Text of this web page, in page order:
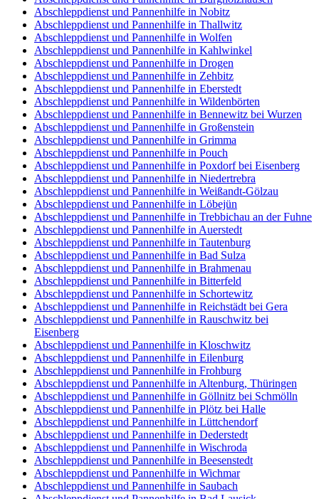
Abschleppdienst und Pannenhilfe in Nobitz
Abschleppdienst und Pannenhilfe in Thallwitz
Abschleppdienst und Pannenhilfe in Wolfen
Abschleppdienst und Pannenhilfe in Kahlwinkel
Abschleppdienst und Pannenhilfe in Drogen
Abschleppdienst und Pannenhilfe in Zehbitz
Abschleppdienst und Pannenhilfe in Eberstedt
Abschleppdienst und Pannenhilfe in Wildenbörten
Abschleppdienst und Pannenhilfe in Bennewitz bei Wurzen
Abschleppdienst und Pannenhilfe in Großenstein
Abschleppdienst und Pannenhilfe in Grimma
Abschleppdienst und Pannenhilfe in Pouch
Abschleppdienst und Pannenhilfe in Poxdorf bei Eisenberg
Abschleppdienst und Pannenhilfe in Niedertrebra
Abschleppdienst und Pannenhilfe in Weißandt-Gölzau
Abschleppdienst und Pannenhilfe in Löbejün
Abschleppdienst und Pannenhilfe in Trebbichau an der Fuhne
Abschleppdienst und Pannenhilfe in Auerstedt
Abschleppdienst und Pannenhilfe in Tautenburg
Abschleppdienst und Pannenhilfe in Bad Sulza
Abschleppdienst und Pannenhilfe in Brahmenau
Abschleppdienst und Pannenhilfe in Bitterfeld
Abschleppdienst und Pannenhilfe in Schortewitz
Abschleppdienst und Pannenhilfe in Reichstädt bei Gera
Abschleppdienst und Pannenhilfe in Rauschwitz bei
Eisenberg
Abschleppdienst und Pannenhilfe in Kloschwitz
Abschleppdienst und Pannenhilfe in Eilenburg
Abschleppdienst und Pannenhilfe in Frohburg
Abschleppdienst und Pannenhilfe in Altenburg, Thüringen
Abschleppdienst und Pannenhilfe in Göllnitz bei Schmölln
Abschleppdienst und Pannenhilfe in Plötz bei Halle
Abschleppdienst und Pannenhilfe in Lüttchendorf
Abschleppdienst und Pannenhilfe in Dederstedt
Abschleppdienst und Pannenhilfe in Wischroda
Abschleppdienst und Pannenhilfe in Beesenstedt
Abschleppdienst und Pannenhilfe in Wichmar
Abschleppdienst und Pannenhilfe in Saubach